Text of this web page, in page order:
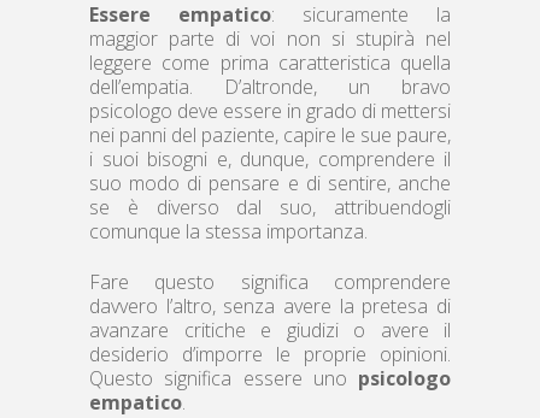
Essere empatico: sicuramente la
maggior parte di voi non si stupirà nel
leggere come prima caratteristica quella
dell’empatia. D’altronde, un bravo
psicologo deve essere in grado di mettersi
nei panni del paziente, capire le sue paure,
i suoi bisogni e, dunque, comprendere il
suo modo di pensare e di sentire, anche
se è diverso dal suo, attribuendogli
comunque la stessa importanza.
Fare questo significa comprendere
davvero l’altro, senza avere la pretesa di
avanzare critiche e giudizi o avere il
desiderio d’imporre le proprie opinioni.
Questo significa essere uno psicologo
empatico.